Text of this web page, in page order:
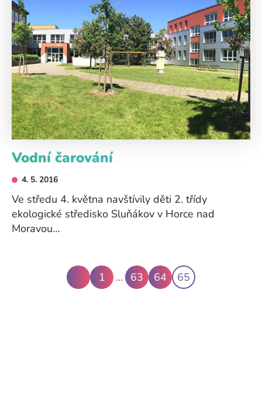
Vodní čarování
4. 5. 2016
Ve středu 4. května navštívily děti 2. třídy
ekologické středisko Sluňákov v Horce nad
Moravou…
1 … 63 64 65